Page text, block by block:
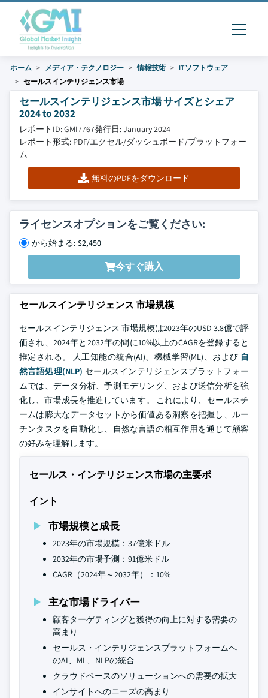
ホーム メディア・テクノロジー 情報技術
ITソフトウェア
セールスインテリジェンス市場
セールスインテリジェンス市場 サイズとシェア
2024 to 2032
レポートID: GMI7767発行日: January 2024
レポート形式: PDF/エクセル/ダッシュボード/プラットフォー
ム
無料のPDFをダウンロード
ライセンスオプションをご覧ください:
から始まる: $2,450
今すぐ購入
セールスインテリジェンス 市場規模
セールスインテリジェンス 市場規模は2023年のUSD 3.8億で評
価され、2024年と2032年の間に10%以上のCAGRを登録すると
推定される。 人工知能の統合(AI)、機械学習(ML)、および 自
然言語処理(NLP) セールスインテリジェンスプラットフォー
ムでは、データ分析、予測モデリング、および送信分析を強
化し、市場成長を推進しています。 これにより、セールスチ
ームは膨大なデータセットから価値ある洞察を把握し、ルー
チンタスクを自動化し、自然な言語の相互作用を通じて顧客
の好みを理解します。
セールス・インテリジェンス市場の主要ポ
イント
市場規模と成長
2023年の市場規模：37億米ドル
2032年の市場予測：91億米ドル
CAGR（2024年～2032年）：10%
主な市場ドライバー
顧客ターゲティングと獲得の向上に対する需要の
高まり
セールス・インテリジェンスプラットフォームへ
のAI、ML、NLPの統合
クラウドベースのソリューションへの需要の拡大
インサイトへのニーズの高まり